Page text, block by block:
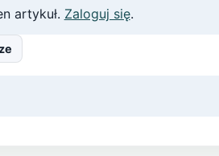
artykuł. Zaloguj się.